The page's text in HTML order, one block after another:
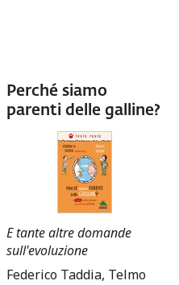
Perché siamo
parenti delle galline?
E tante altre domande
sull'evoluzione
Federico Taddia, Telmo